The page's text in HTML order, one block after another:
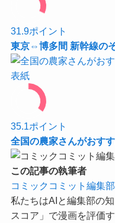
31.9ポイント
東京⇔博多間 新幹線の
35.1 ポイント
全国の農家さんがおす
この記事の執筆者
コミックコミット編集部
私たちはAIと編集部の
スコア」で漫画を評価